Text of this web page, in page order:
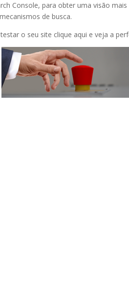
Console, para obter uma visão
de busca.
o seu site clique aqui e veja a